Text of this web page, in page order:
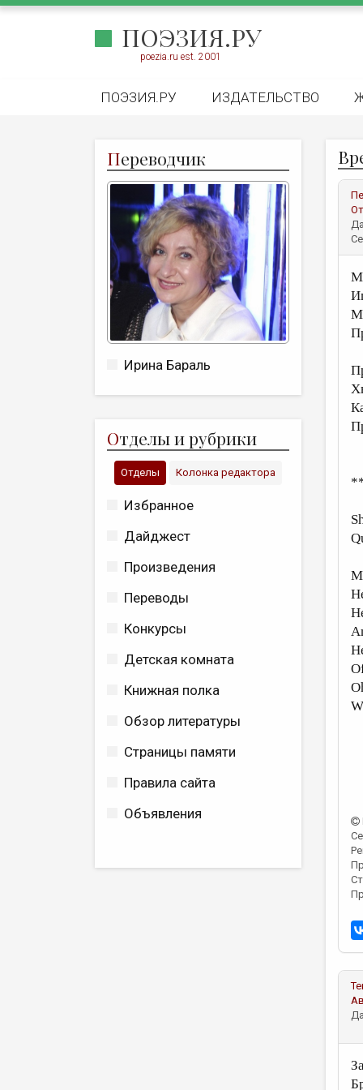
ПОЭЗИЯ.РУ
poezia.ru est. 2001
ПОЭЗИЯ.РУ ИЗДАТЕЛЬСТВО
Переводчик
Ирина Бараль
Отделы и рубрики
Отделы Колонка редактора
Избранное
Дайджест
Произведения
Переводы
Конкурсы
Детская комната
Книжная полка
Обзор литературы
Страницы памяти
Правила сайта
Объявления